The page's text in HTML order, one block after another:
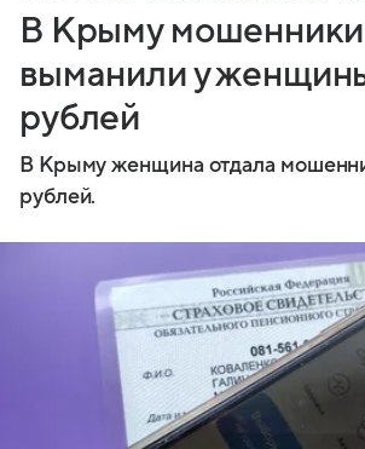
В Крыму мошенники
выманили у
рублей
В Крыму женщина отдала
рублей.